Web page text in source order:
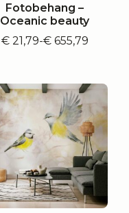
Fotobehang –
Oceanic beauty
€21,79-€655,79
Prijsklasse:
€ 655,79